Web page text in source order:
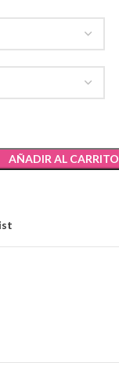
AÑADIR AL CARRITO